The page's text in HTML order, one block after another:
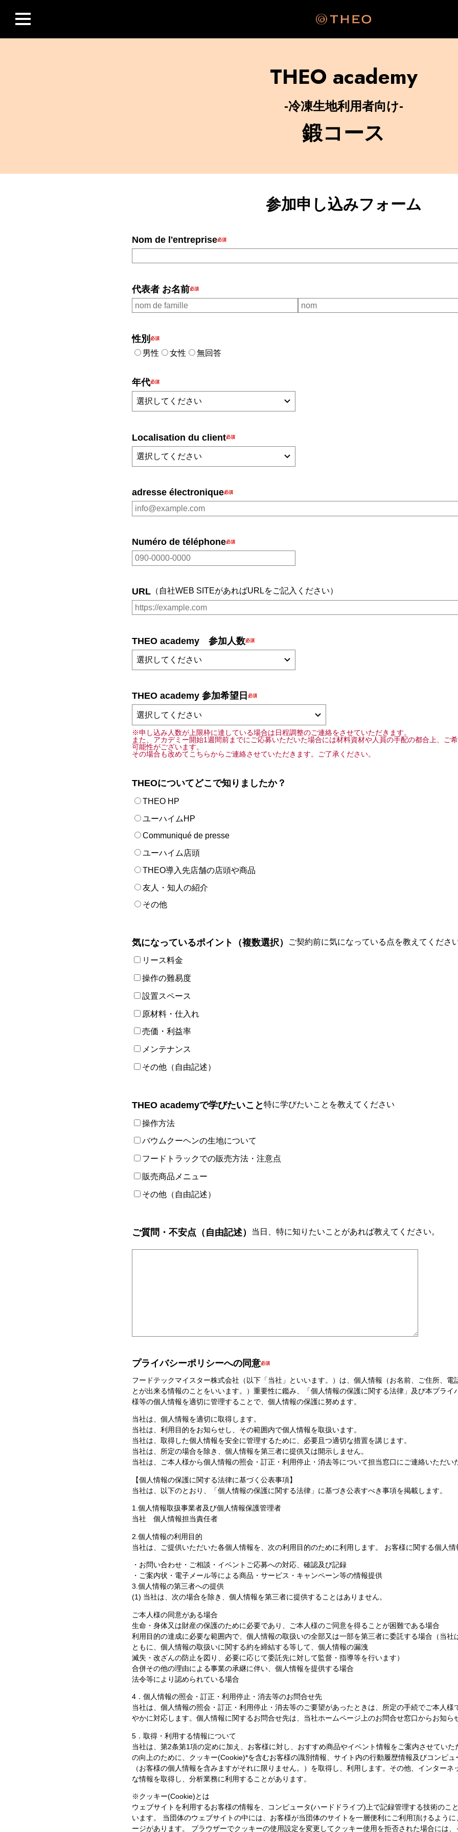
THEO academy
-冷凍生地利用者向け-
鍛コース
参加申し込みフォーム
Nom de l'entreprise
代表者 お名前
性別
男性 女性 無回答
年代
Localisation du client
adresse électronique
Numéro de téléphone
URL （自社WEB SITEがあればURLをご記入ください）
THEO academy 参加人数
THEO academy 参加希望日
※申し込み人数が上限枠に達している場合は日程調整のご連絡をさせていただきます。
また、アカデミー開始1週間前までにご応募いただいた場合には材料資材や人員の手配の都合上、ご
可能性がございます。
その場合も改めてこちらからご連絡させていただきます。ご了承ください。
THEOについてどこで知りましたか？
THEO HP
ユーハイムHP
Communiqué de presse
ユーハイム店頭
THEO導入先店舗の店頭や商品
友人・知人の紹介
その他
気になっているポイント（複数選択） ご契約前に気になっている点を教えてくださ
リース料金
操作の難易度
設置スペース
原材料・仕入れ
売価・利益率
メンテナンス
その他（自由記述）
THEO academyで学びたいこと特に学びたいことを教えてください
操作方法
バウムクーヘンの生地について
フードトラックでの販売方法・注意点
販売商品メニュー
その他（自由記述）
ご質問・不安点（自由記述） 当日、特に知りたいことがあれば教えてください。
プライバシーポリシーへの同意
フードテックマイスター株式会社（以下「当社」といいます。）は、個人情報（お名前、ご住所、電
とが出来る情報のことをいいます。）重要性に鑑み、「個人情報の保護に関する法律」及び本プライ
様等の個人情報を適切に管理することで、個人情報の保護に努めます。
当社は、個人情報を適切に取得します。
当社は、利用目的をお知らせし、その範囲内で個人情報を取扱います。
当社は、取得した個人情報を安全に管理するために、必要且つ適切な措置を講じます。
当社は、所定の場合を除き、個人情報を第三者に提供又は開示しません。
当社は、ご本人様から個人情報の照会・訂正・利用停止・消去等について担当窓口にご連絡いただい
【個人情報の保護に関する法律に基づく公表事項】
当社は、以下のとおり、「個人情報の保護に関する法律」に基づき公表すべき事項を掲載します。
1.個人情報取扱事業者及び個人情報保護管理者
当社 個人情報担当責任者
2.個人情報の利用目的
当社は、ご提供いただいた各個人情報を、次の利用目的のために利用します。 お客様に関する個人情
・お問い合わせ・ご相談・イベントご応募への対応、確認及び記録
・ご案内状・電子メール等による商品・サービス・キャンペーン等の情報提供
3.個人情報の第三者への提供
(1) 当社は、次の場合を除き、個人情報を第三者に提供することはありません。
ご本人様の同意がある場合
生命・身体又は財産の保護のために必要であり、ご本人様のご同意を得ることが困難である場合
利用目的の達成に必要な範囲内で、個人情報の取扱いの全部又は一部を第三者に委託する場合（当社
ともに、個人情報の取扱いに関する約を締結する等して、個人情報の漏洩
滅失・改ざんの防止を図り、必要に応じて委託先に対して監督・指導等を行います）
合併その他の理由による事業の承継に伴い、個人情報を提供する場合
法令等により認められている場合
4．個人情報の照会・訂正・利用停止・消去等のお問合せ先
当社は、個人情報の照会・訂正・利用停止・消去等のご要望があったときは、所定の手続でご本人様
やかに対応します。個人情報に関するお問合せ先は、当社ホームページ上のお問合せ窓口からお知ら
5．取得・利用する情報について
当社は、第2条第1項の定めに加え、お客様に対し、おすすめ商品やイベント情報をご案内させていた
の向上のために、クッキー(Cookie)*を含むお客様の識別情報、サイト内の行動履歴情報及びコンピ
（お客様の個人情報を含みますがそれに限りません。）を取得し、利用します。その他、インター
な情報を取得し、分析業務に利用することがあります。
※クッキー(Cookie)とは
ウェブサイトを利用するお客様の情報を、コンピュータ(ハードドライブ)上で記録管理する技術のこ
います。 当団体のウェブサイトの中には、お客様が当団体のサイトを一層便利にご利用頂けるよう
ージがあります。 ブラウザーでクッキーの使用設定を変更してクッキー使用を拒否された場合には